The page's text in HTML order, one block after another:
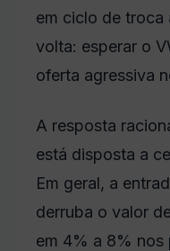
em ciclo de troca
volta: esperar o
oferta agressiva
A resposta
está disposta a
Em geral, a
derruba o valor
em 4% a 8%